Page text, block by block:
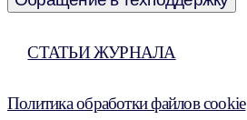
СТАТЬИ ЖУРНАЛА
Политика обработки файлов cookie